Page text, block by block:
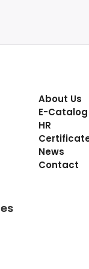
About Us
E-Catalog
HR
News
Contact